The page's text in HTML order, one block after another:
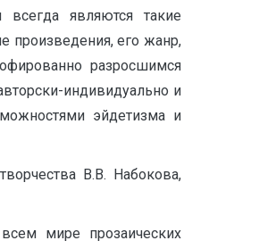
всегда являются такие
произведения, его жанр,
разросшимся
индивидуально и
эйдетизма и
В.В. Набокова,
мире прозаических